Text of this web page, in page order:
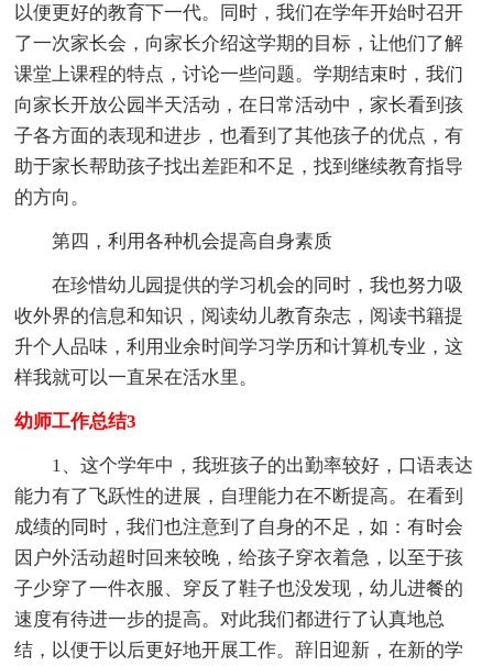
以便更好的教育下一代。同时，我们在学年开始时召开
了一次家长会，向家长介绍这学期的目标，让他们了解
课堂上课程的特点，讨论一些问题。学期结束时，我们
向家长开放公园半天活动，在日常活动中，家长看到孩
子各方面的表现和进步，也看到了其他孩子的优点，有
助于家长帮助孩子找出差距和不足，找到继续教育指导
的方向。
第四，利用各种机会提高自身素质
在珍惜幼儿园提供的学习机会的同时，我也努力吸
收外界的信息和知识，阅读幼儿教育杂志，阅读书籍提
升个人品味，利用业余时间学习学历和计算机专业，这
样我就可以一直呆在活水里。
幼师工作总结3
1、这个学年中，我班孩子的出勤率较好，口语表达
能力有了飞跃性的进展，自理能力在不断提高。在看到
成绩的同时，我们也注意到了自身的不足，如：有时会
因户外活动超时回来较晚，给孩子穿衣着急，以至于孩
子少穿了一件衣服、穿反了鞋子也没发现，幼儿进餐的
速度有待进一步的提高。对此我们都进行了认真地总
结，以便于以后更好地开展工作。辞旧迎新，在新的学